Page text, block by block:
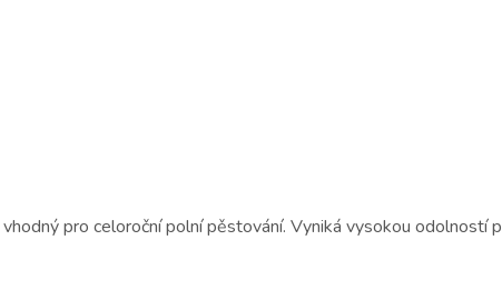
pro celoroční polní pěstování. Vyniká vysokou odolností